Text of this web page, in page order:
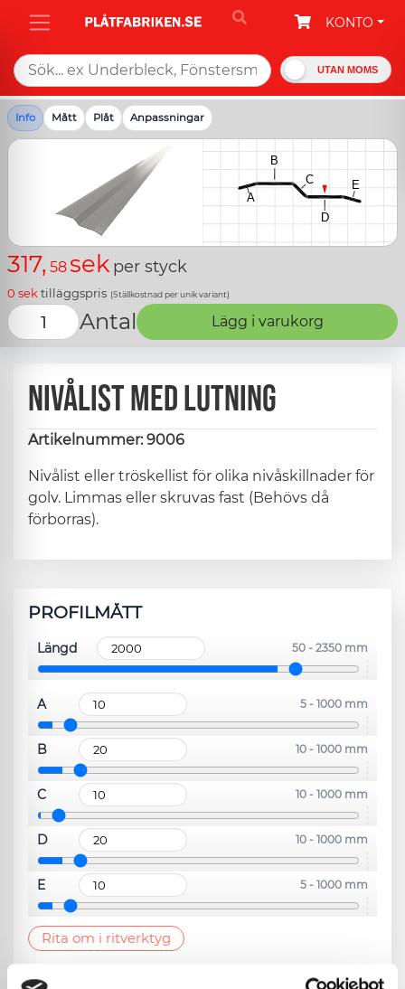
KONTO
UTAN MOMS
Nivålist med lutning
Artikelnummer: 9006
Nivålist eller tröskellist för olika nivåskillnader för
golv. Limmas eller skruvas fast (Behövs då
förborras).
PROFILMÅTT
Längd 50 - 2350 mm
A 5 - 1000 mm
B 10 - 1000 mm
C 10 - 1000 mm
D 10 - 1000 mm
E 5 - 1000 mm
Rita om i ritverktyg
Info Mått Plåt Anpassningar
317, 58 sekper styck
0 sek tilläggspris (Ställkostnad per unik variant)
Antal Lägg i varukorg